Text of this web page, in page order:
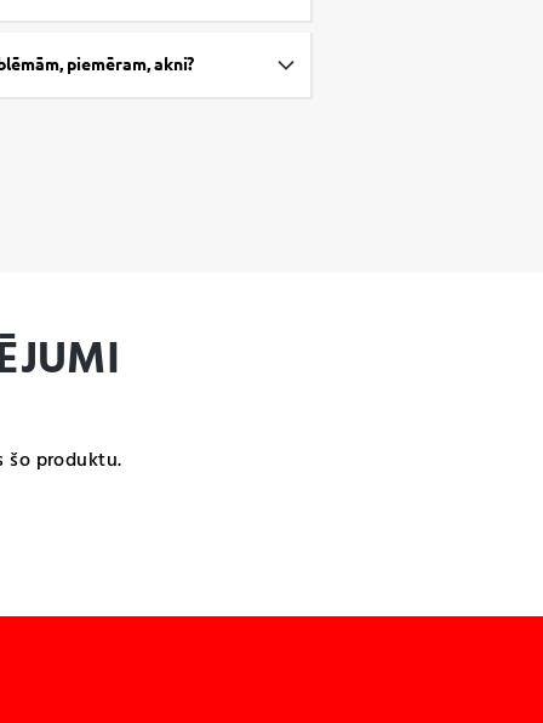
piemēram, akni?
šo produktu.